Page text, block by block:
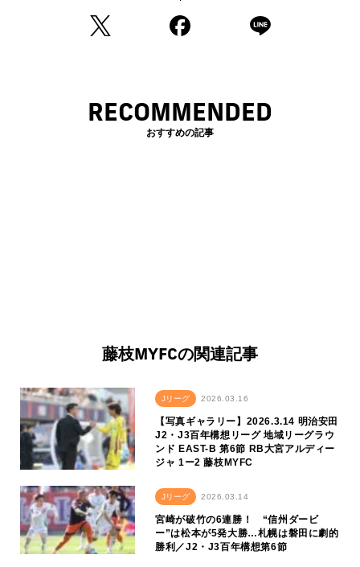
RECOMMENDED
おすすめの記事
藤枝MYFCの関連記事
Jリーグ 2026.03.16
【写真ギャラリー】2026.3.14 明治安田
J2・J3百年構想リーグ 地域リーグラウ
ンド EAST-B 第6節 RB大宮アルディー
ジャ 1ー2 藤枝MYFC
Jリーグ 2026.03.14
宮崎が破竹の6連勝！ “信州ダービ
ー”は松本が5発大勝…札幌は磐田に劇的
勝利／J2・J3百年構想第6節